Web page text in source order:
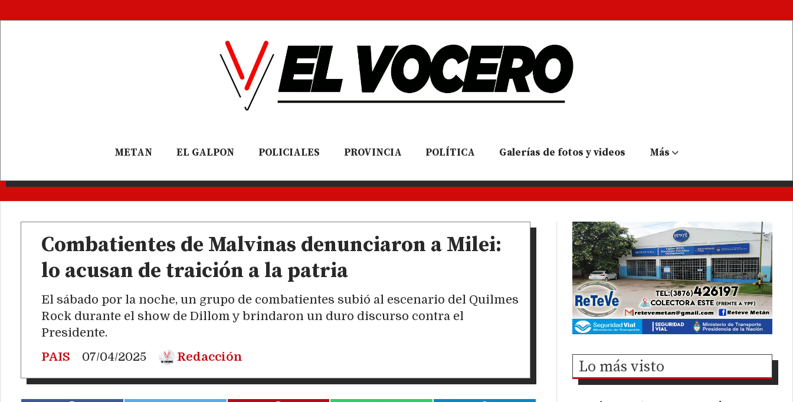
METAN EL GALPON POLICIALES PROVINCIA POLÍTICA Galerías de fotos y videos Más
Combatientes de Malvinas denunciaron a Milei:
lo acusan de traición a la patria
El sábado por la noche, un grupo de combatientes subió al escenario del Quilmes
Rock durante el show de Dillom y brindaron un duro discurso contra el
Presidente.
PAIS
07/04/2025 Redacción
Lo más visto